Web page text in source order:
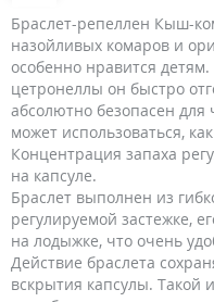
Браслет-репеллен Кыш-
назойливых комаров и
особенно нравится
цетронеллы он быстро
абсолютно безопасен для
может использоваться,
Концентрация запаха
на капсуле.
Браслет выполнен из
регулируемой застежке,
на лодыжке, что очень
Действие браслета
вскрытия капсулы. Такой